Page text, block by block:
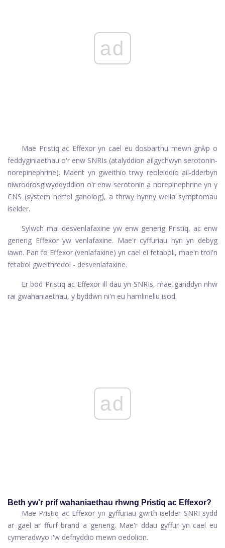
ad
Mae Pristiq ac Effexor yn cael eu dosbarthu mewn grŵp o
feddyginiaethau o'r enw SNRIs (atalyddion ailgychwyn serotonin-
norepinephrine). Maent yn gweithio trwy reoleiddio ail-dderbyn
niwrodrosglwyddyddion o'r enw serotonin a norepinephrine yn y
CNS (system nerfol ganolog), a thrwy hynny wella symptomau
iselder.
Sylwch mai desvenlafaxine yw enw generig Pristiq, ac enw
generig Effexor yw venlafaxine. Mae'r cyffuriau hyn yn debyg
iawn. Pan fo Effexor (venlafaxine) yn cael ei fetaboli, mae'n troi'n
fetabol gweithredol - desvenlafaxine.
Er bod Pristiq ac Effexor ill dau yn SNRIs, mae ganddyn nhw
rai gwahaniaethau, y byddwn ni'n eu hamlinellu isod.
ad
Beth yw'r prif wahaniaethau rhwng Pristiq ac Effexor?
Mae Pristiq ac Effexor yn gyffuriau gwrth-iselder SNRI sydd
ar gael ar ffurf brand a generig. Mae'r ddau gyffur yn cael eu
cymeradwyo i'w defnyddio mewn oedolion.